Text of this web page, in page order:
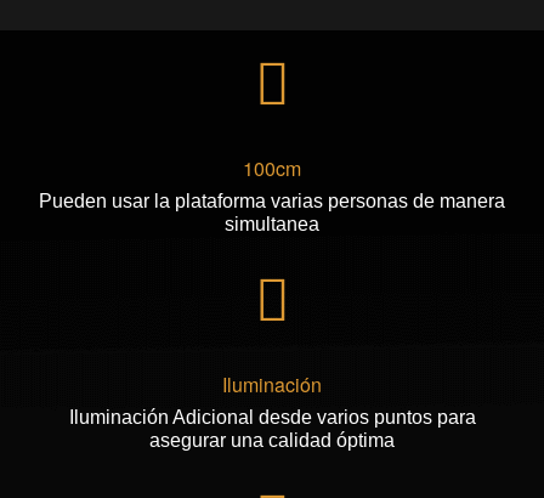
100cm
Pueden usar la plataforma varias personas de manera
simultanea
Iluminación
Iluminación Adicional desde varios puntos para
asegurar una calidad óptima